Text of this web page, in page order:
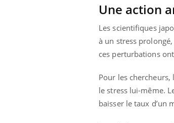
Une action
Les scientifiques
à un stress
ces perturbations
Pour les
le stress lui-même.
baisser le taux d’un